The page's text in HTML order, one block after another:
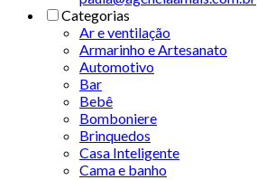
Categorias
Ar e ventilação
Armarinho e Artesanato
Automotivo
Bar
Bebê
Bomboniere
Brinquedos
Casa Inteligente
Cama e banho